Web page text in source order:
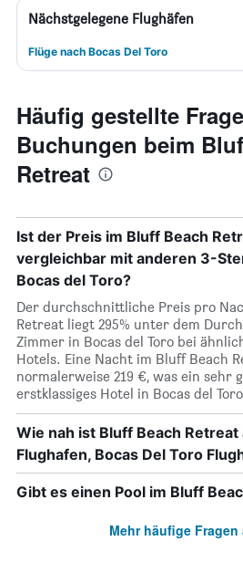
Nächstgelegene Flughäfen
Flüge nach Bocas Del Toro
Häufig gestellte
Buchungen beim
Retreat
Ist der Preis im Bluff Beach
vergleichbar mit anderen 3-
Bocas del Toro?
Der durchschnittliche Preis pro
Retreat liegt 295% unter dem
Zimmer in Bocas del Toro bei
Hotels. Eine Nacht im Bluff Beach
normalerweise 219 €, was ein sehr
erstklassiges Hotel in Bocas del
Wie nah ist Bluff Beach Retreat
Flughafen, Bocas Del Toro
Gibt es einen Pool im Bluff
Mehr häufige Fragen